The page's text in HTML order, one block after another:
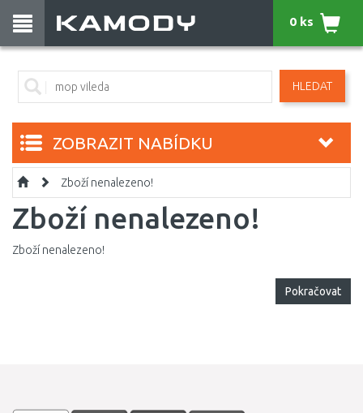
HLEDAT
0 ks
ZOBRAZIT NABÍDKU
Zboží nenalezeno!
Zboží nenalezeno!
Zboží nenalezeno!
Pokračovat